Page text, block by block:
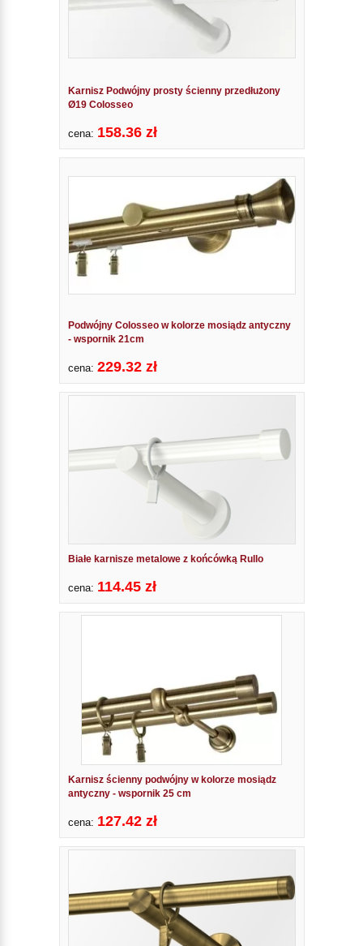
Karnisz Podwójny prosty ścienny przedłużony
Ø19 Colosseo
cena: 158.36 zł
Podwójny Colosseo w kolorze mosiądz antyczny
- wspornik 21cm
cena: 229.32 zł
Białe karnisze metalowe z końcówką Rullo
cena: 114.45 zł
Karnisz ścienny podwójny w kolorze mosiądz
antyczny - wspornik 25 cm
cena: 127.42 zł